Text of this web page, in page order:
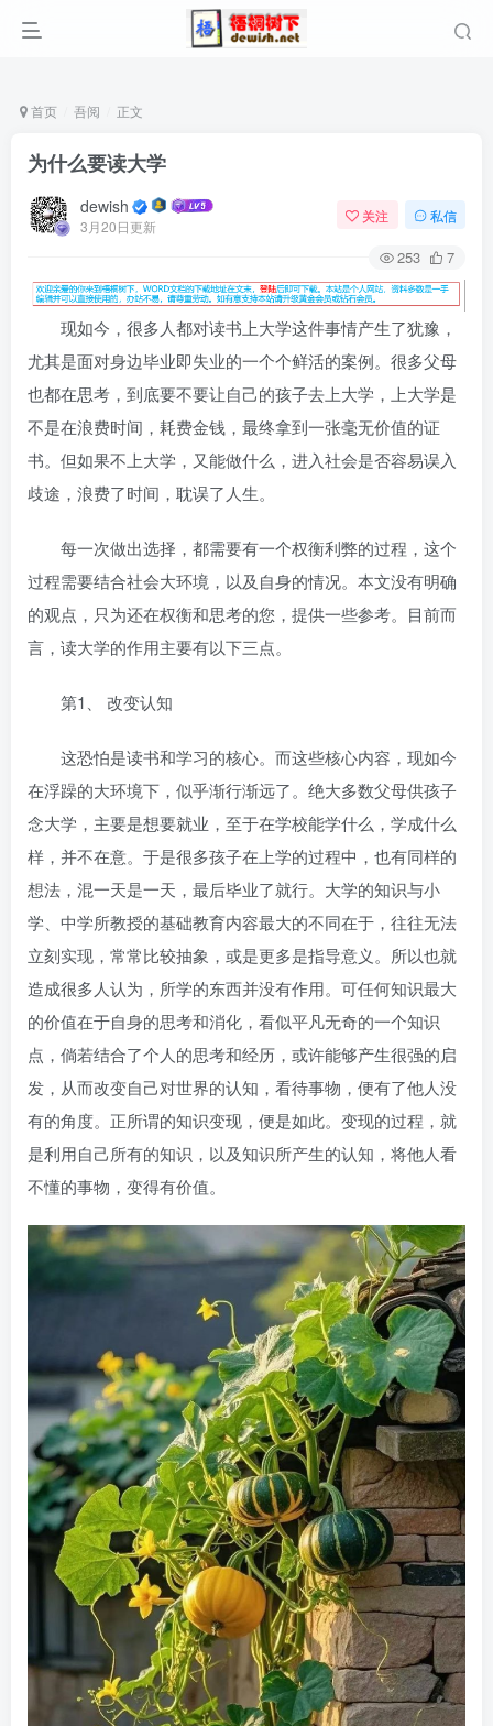
首页 吾阅 正文
为什么要读大学
dewish
3月20日更新
关注 私信
253 7
现如今，很多人都对读书上大学这件事情产生了犹豫，
尤其是面对身边毕业即失业的一个个鲜活的案例。很多父母
也都在思考，到底要不要让自己的孩子去上大学，上大学是
不是在浪费时间，耗费金钱，最终拿到一张毫无价值的证
书。但如果不上大学，又能做什么，进入社会是否容易误入
歧途，浪费了时间，耽误了人生。
每一次做出选择，都需要有一个权衡利弊的过程，这个
过程需要结合社会大环境，以及自身的情况。本文没有明确
的观点，只为还在权衡和思考的您，提供一些参考。目前而
言，读大学的作用主要有以下三点。
第1、 改变认知
这恐怕是读书和学习的核心。而这些核心内容，现如今
在浮躁的大环境下，似乎渐行渐远了。绝大多数父母供孩子
念大学，主要是想要就业，至于在学校能学什么，学成什么
样，并不在意。于是很多孩子在上学的过程中，也有同样的
想法，混一天是一天，最后毕业了就行。大学的知识与小
学、中学所教授的基础教育内容最大的不同在于，往往无法
立刻实现，常常比较抽象，或是更多是指导意义。所以也就
造成很多人认为，所学的东西并没有作用。可任何知识最大
的价值在于自身的思考和消化，看似平凡无奇的一个知识
点，倘若结合了个人的思考和经历，或许能够产生很强的启
发，从而改变自己对世界的认知，看待事物，便有了他人没
有的角度。正所谓的知识变现，便是如此。变现的过程，就
是利用自己所有的知识，以及知识所产生的认知，将他人看
不懂的事物，变得有价值。